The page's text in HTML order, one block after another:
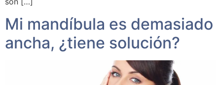
Mi mandíbula es demasiado
ancha, ¿tiene solución?